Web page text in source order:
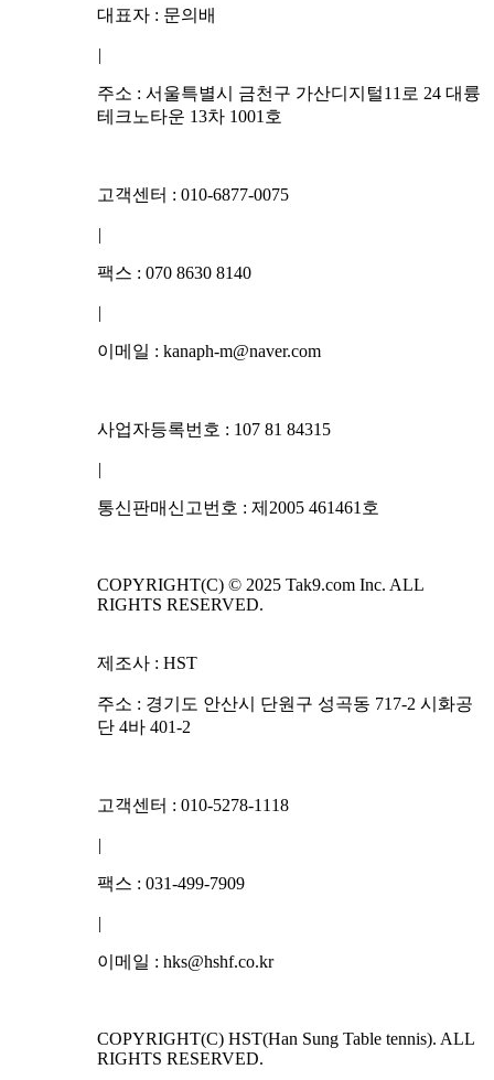
대표자 : 문의배
|
주소 : 서울특별시 금천구 가산디지털11로 24 대륭
테크노타운 13차 1001호
고객센터 : 010-6877-0075
|
팩스 : 070 8630 8140
|
이메일 : kanaph-m@naver.com
사업자등록번호 : 107 81 84315
|
통신판매신고번호 : 제2005 461461호
COPYRIGHT(C) © 2025 Tak9.com Inc. ALL
RIGHTS RESERVED.
제조사 : HST
주소 : 경기도 안산시 단원구 성곡동 717-2 시화공
단 4바 401-2
고객센터 : 010-5278-1118
|
팩스 : 031-499-7909
|
이메일 : hks@hshf.co.kr
COPYRIGHT(C) HST(Han Sung Table tennis). ALL
RIGHTS RESERVED.